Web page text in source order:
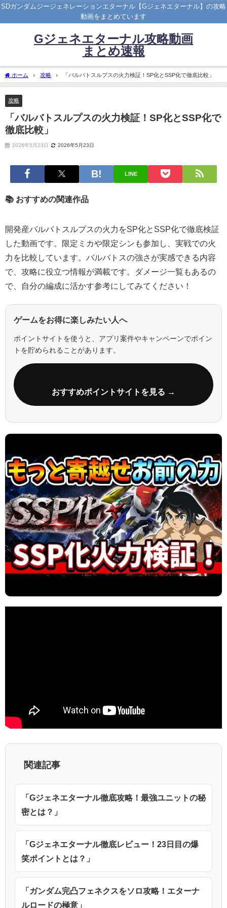
SDガンダムジージェネレーションエターナル【Gジェネエターナル】の攻略
動画をまとめています
Gジェネエターナル攻略動画
まとめ速報
ホーム 攻略 「バルバトスルプスの火力検証！SP化とSSP化で徹底比較」
攻略
「バルバトスルプスの火力検証！SP化とSSP化で
徹底比較」
2026年5月23日 2026年5月23日
LINE
📚 おすすめの関連作品
開発産バルバトスルプスの火力をSP化とSSP化で徹底検証
した動画です。限定ミカや限定シンも参加し、実戦での火
力を比較しています。バルバトスの強さが実感できる内容
で、攻略に役立つ情報が満載です。ダメージ一覧もあるの
で、自分の編成に活かす参考にしてみてください！
ゲームをお得に楽しみたい人へ
ポイントサイトを使うと、アプリ案件やキャンペーンでポイン
トを貯められることがあります。
おすすめポイントサイトを見る →
関連記事
「Gジェネエターナル徹底攻略！最強ユニットの秘
密とは？」
「Gジェネエターナル徹底レビュー！23日目の爆
笑ポイントとは？」
「ガンダム完凸フェネクスをソロ攻略！エターナ
ルロードの極意」